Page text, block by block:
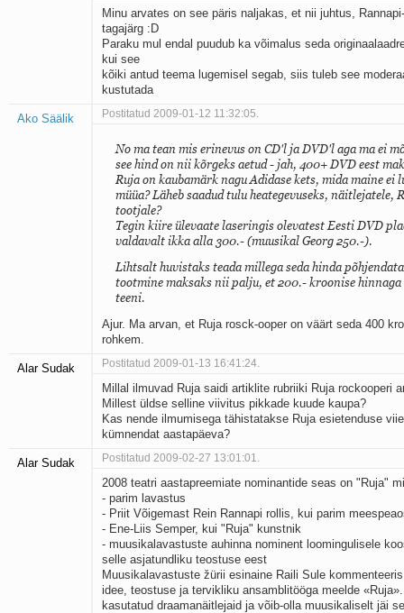
Minu arvates on see päris naljakas, et nii juhtus,
tagajärg :D
Paraku mul endal puudub ka võimalus seda
kui see
kõiki antud teema lugemisel segab, siis tuleb see
kustutada
Ako Säälik Postitatud 2009-01-12 11:32:05.
No ma tean mis erinevus on CD'l ja DVD'l aga ma ei
see hind on nii kõrgeks aetud - jah, 400+ DVD eest
Ruja on kaubamärk nagu Adidase kets, mida maine ei
müüa? Läheb saadud tulu heategevuseks, näitlejatele,
tootjale?
Tegin kiire ülevaate laseringis olevatest Eesti DVD
valdavalt ikka alla 300.- (muusikal Georg 250.-).
Lihtsalt huvistaks teada millega seda hinda
tootmine maksaks nii palju, et 200.- kroonise hinnaga
teeni.
Ajur. Ma arvan, et Ruja rosck-ooper on väärt seda 400
rohkem.
Alar Sudak Postitatud 2009-01-13 16:41:24.
Millal ilmuvad Ruja saidi artiklite rubriiki Ruja rockooperi
Millest üldse selline viivitus pikkade kuude kaupa?
Kas nende ilmumisega tähistatakse Ruja esietenduse
kümnendat aastapäeva?
Alar Sudak Postitatud 2009-02-27 13:01:01.
2008 teatri aastapreemiate nominantide seas on "Ruja"
- parim lavastus
- Priit Võigemast Rein Rannapi rollis, kui parim
- Ene-Liis Semper, kui "Ruja" kunstnik
- muusikalavastuste auhinna nominent loomingulisele
selle asjatundliku teostuse eest
Muusikalavastuste žürii esinaine Raili Sule
idee, teostuse ja tervikliku ansamblitööga meelde
kasutatud draamanäitlejaid ja võib-olla muusikaliselt jäi